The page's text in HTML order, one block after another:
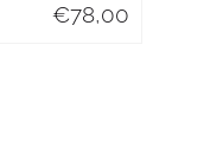
€78,00